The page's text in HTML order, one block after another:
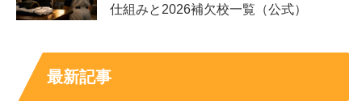
不思議ではないようなスタイルと顔立ちも持ち合わせてい
ますよね！
仕組みと2026補欠校一覧（公式）
最新記事